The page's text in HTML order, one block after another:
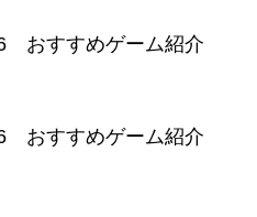
おすすめゲーム紹介
おすすめゲーム紹介